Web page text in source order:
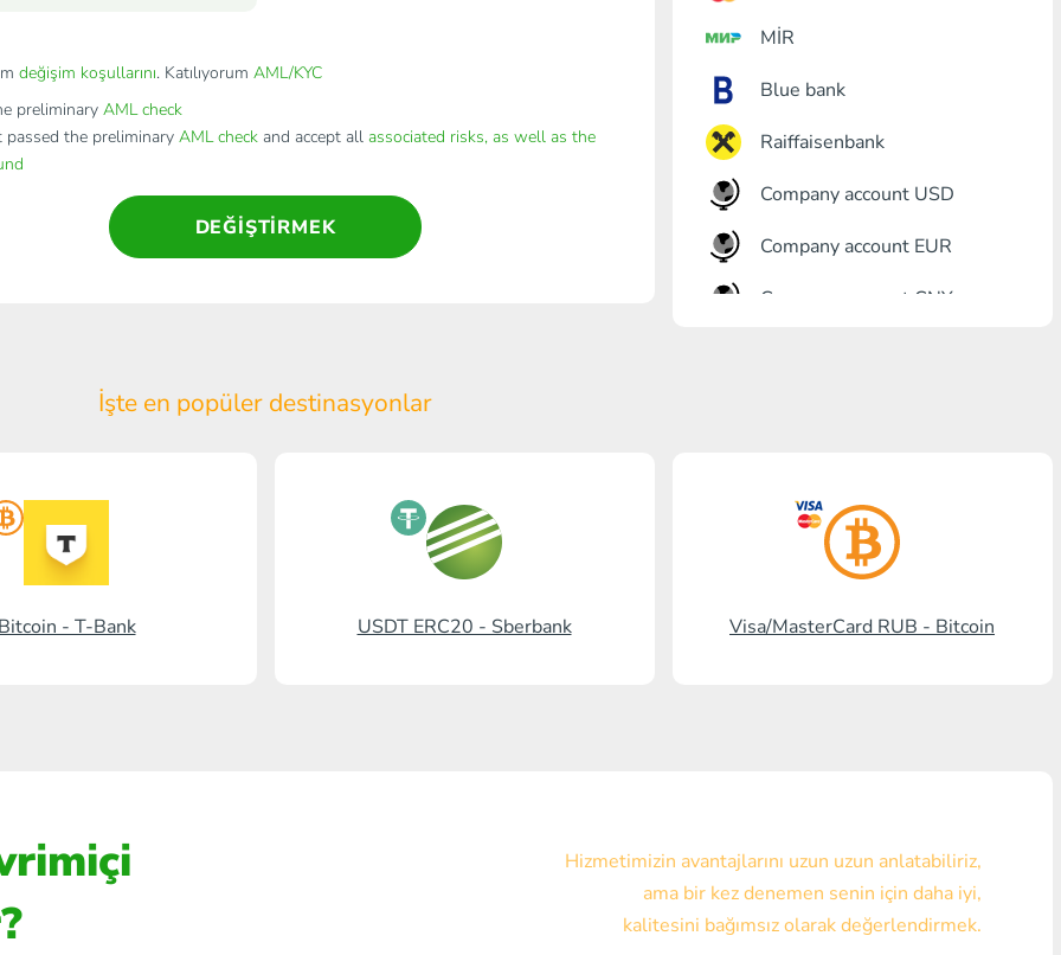
MİR
Blue bank
Raiffaisenbank
Company account USD
Company account EUR
Company account CNY
Promsvyazbank
Rus standardı
Visa/MasterCard USD
Visa/MasterCard EUR
değişim koşullarını. Katılıyorum AML/KYC
preliminary AML check
the preliminary AML checkand accept all associated risks, as well as the
DEĞIŞTIRMEK
İşte en popüler destinasyonlar
Bitcoin - T-Bank USDT ERC20 - Sberbank Visa/MasterCard RUB - Bitcoin
Hizmetimizin avantajlarını uzun uzun anlatabiliriz,
ama bir kez denemen senin için daha iyi,
kalitesini bağımsız olarak değerlendirmek.